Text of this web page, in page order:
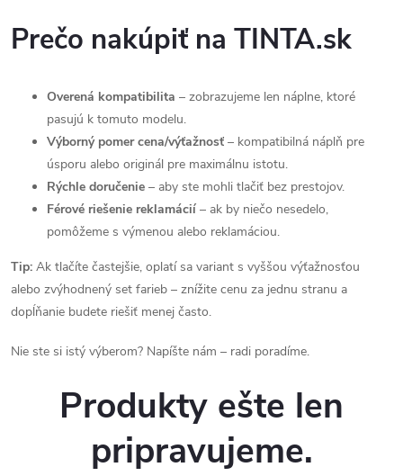
Prečo nakúpiť na TINTA.sk
Overená kompatibilita – zobrazujeme len náplne, ktoré
pasujú k tomuto modelu.
Výborný pomer cena/výťažnosť – kompatibilná náplň pre
úsporu alebo originál pre maximálnu istotu.
Rýchle doručenie – aby ste mohli tlačiť bez prestojov.
Férové riešenie reklamácií – ak by niečo nesedelo,
pomôžeme s výmenou alebo reklamáciou.
Tip: Ak tlačíte častejšie, oplatí sa variant s vyššou výťažnosťou
alebo zvýhodnený set farieb – znížite cenu za jednu stranu a
dopĺňanie budete riešiť menej často.
Nie ste si istý výberom? Napíšte nám – radi poradíme.
Produkty ešte len
pripravujeme.